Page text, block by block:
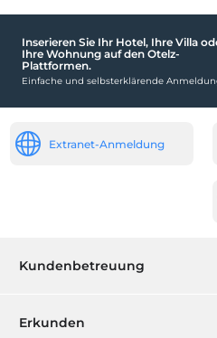
Kinderclub
Rezeption
Täglicher
Inserieren Sie Ihr Hotel, Ihre Villa
Ihre Wohnung auf den Otelz-
Plattformen.
Einfache und selbsterklärende
Extranet-Anmeldung
Kundenbetreuung
Buchung verwalten
Erkunden